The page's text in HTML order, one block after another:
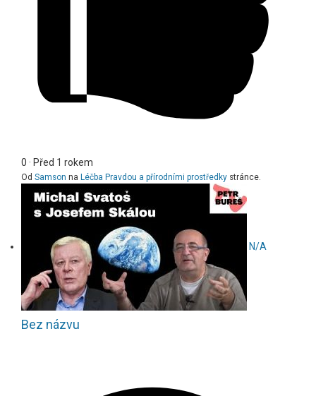
0 · Před 1 rokem
Od Samson na Léčba Pravdou a přírodními prostředky stránce.
N/A
Bez názvu